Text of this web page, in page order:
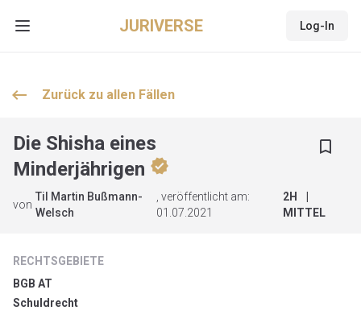
Open main menu JURIVERSE Log-In
keyboard_backspace Zurück zu allen Fällen
Die Shisha eines
Minderjährigen verified
bookmark_border
von
Til Martin Bußmann-
Welsch
, veröffentlicht am:
01.07.2021
2H
MITTEL
RECHTSGEBIETE
BGB AT
Schuldrecht